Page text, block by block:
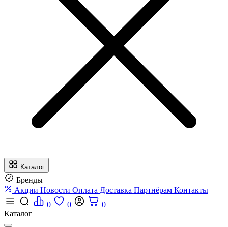
Каталог
Бренды
Акции Новости Оплата Доставка Партнёрам Контакты
0
0
0
Каталог